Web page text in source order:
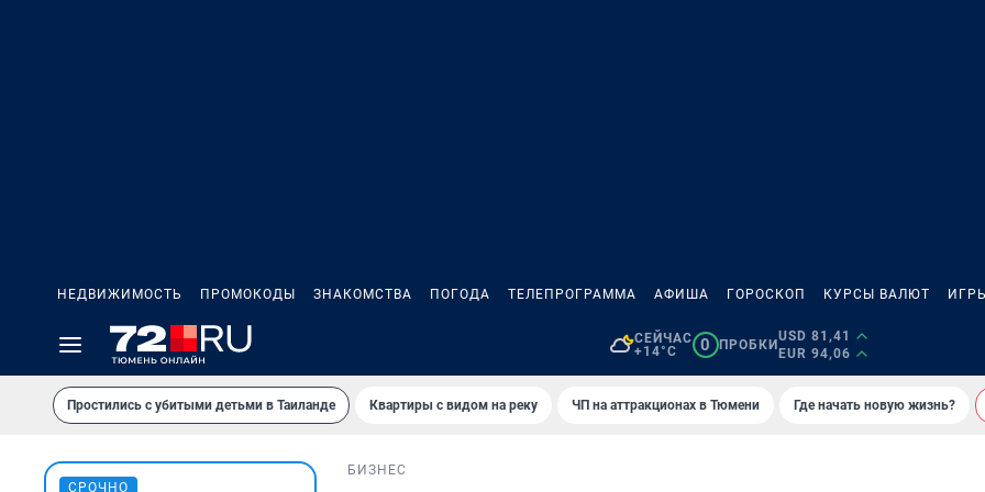
НЕДВИЖИМОСТЬ ПРОМОКОДЫ ЗНАКОМСТВА ПОГОДА ТЕЛЕПРОГРАММА АФИША ГОРОСКОП КУРСЫ ВАЛЮТ ИГРЫ
СЕЙЧАС
+14°C
0 ПРОБКИ
USD 81,41
EUR 94,06
Простились с убитыми детьми в Таиланде Квартиры с видом на реку ЧП на аттракционах в Тюмени Где начать новую жизнь?
СРОЧНО
БИЗНЕС